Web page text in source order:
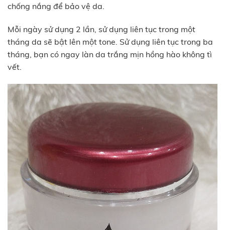
chống nắng để bảo vệ da.
Mỗi ngày sử dụng 2 lần, sử dụng liên tục trong một
tháng da sẽ bật lên một tone. Sử dụng liên tục trong ba
tháng, bạn có ngay làn da trắng mịn hồng hào không tì
vết.